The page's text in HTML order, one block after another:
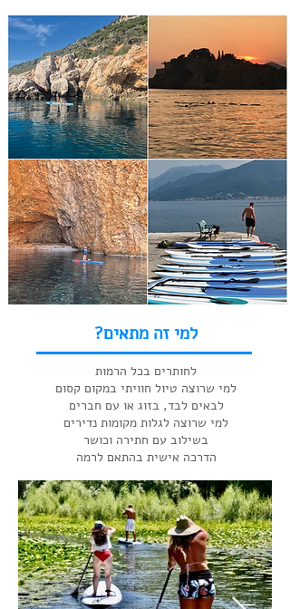
למי זה מתאים?
לחותרים בכל הרמות
למי שרוצה טיול חוויתי במקום קסום
לבאים לבד, בזוג או עם חברים
למי שרוצה לגלות מקומות נדירים
בשילוב עם חתירה וכושר
הדרכה אישית בהתאם לרמה